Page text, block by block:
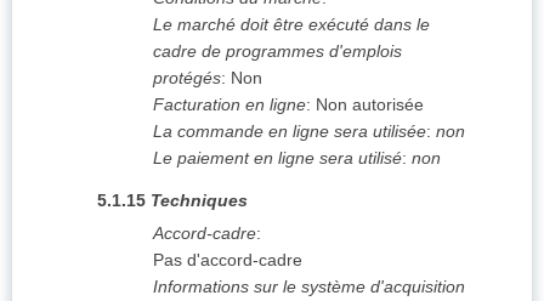
Le marché doit être exécuté dans le
cadre de programmes d'emplois
protégés: Non
Facturation en ligne: Non autorisée
La commande en ligne sera utilisée: non
Le paiement en ligne sera utilisé: non
5.1.15 Techniques
Accord-cadre:
Pas d'accord-cadre
Informations sur le système d'acquisition